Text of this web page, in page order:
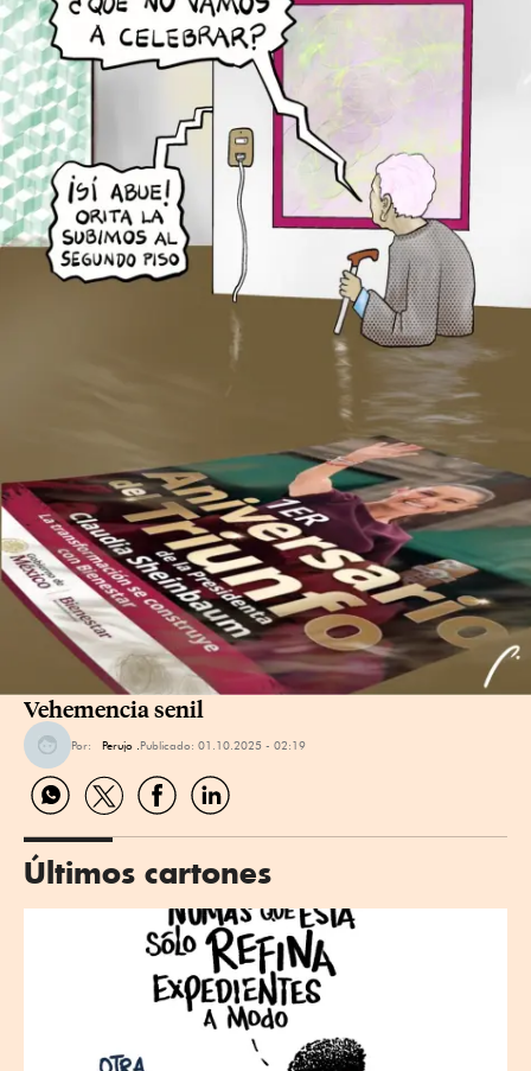
Vehemencia senil
Por: Perujo . Publicado: 01.10.2025 - 02:19
Compartir
WhatsApp
Compartir
Twitter
CompartirCompartir
Últimos cartones